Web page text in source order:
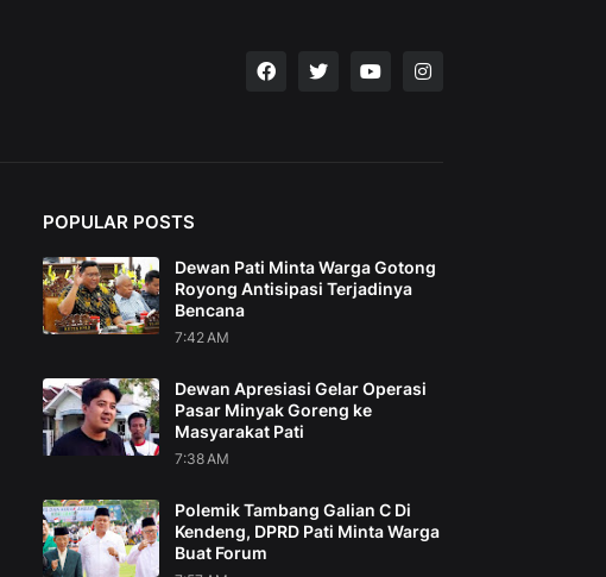
POPULAR POSTS
Dewan Pati Minta Warga Gotong
Royong Antisipasi Terjadinya
Bencana
7:42 AM
Dewan Apresiasi Gelar Operasi
Pasar Minyak Goreng ke
Masyarakat Pati
7:38 AM
Polemik Tambang Galian C Di
Kendeng, DPRD Pati Minta Warga
Buat Forum